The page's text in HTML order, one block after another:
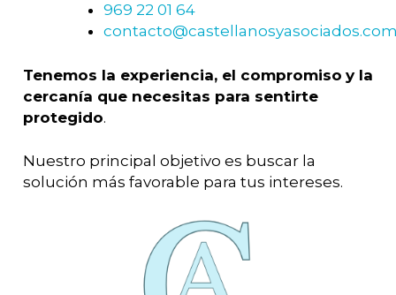
969 22 01 64
Tenemos la experiencia, el compromiso y la
cercanía que necesitas para sentirte
protegido.
Nuestro principal objetivo es buscar la
solución más favorable para tus intereses.